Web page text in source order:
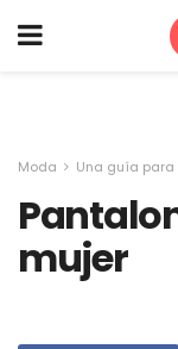
Moda Una guía
mujer